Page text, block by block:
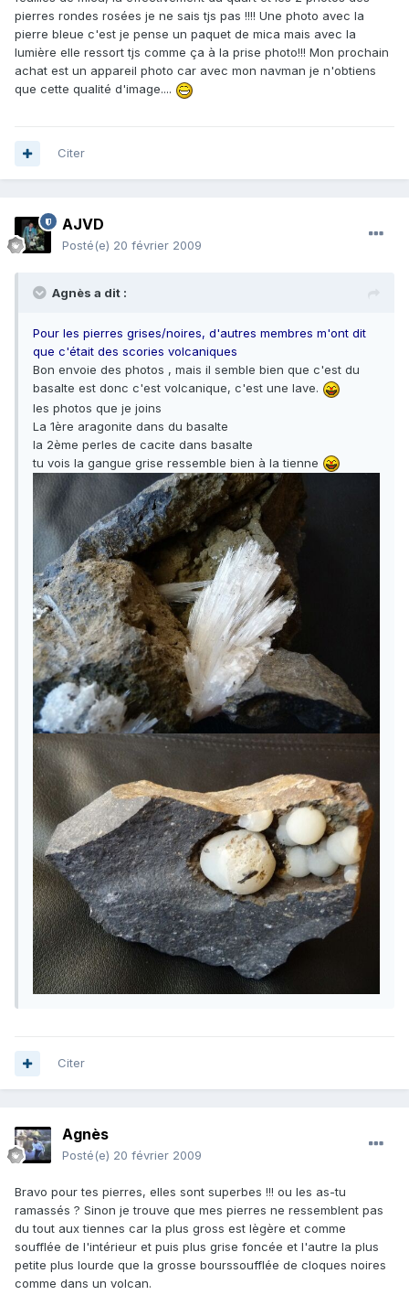
pierres rondes rosées je ne sais tjs pas !!!! Une photo avec la
pierre bleue c'est je pense un paquet de mica mais avec la
lumière elle ressort tjs comme ça à la prise photo!!! Mon prochain
achat est un appareil photo car avec mon navman je n'obtiens
que cette qualité d'image....
Citer
AJVD
Posté(e) 20 février 2009
Agnès a dit :
Pour les pierres grises/noires, d'autres membres m'ont dit
que c'était des scories volcaniques
Bon envoie des photos , mais il semble bien que c'est du
basalte est donc c'est volcanique, c'est une lave.
les photos que je joins
La 1ère aragonite dans du basalte
la 2ème perles de cacite dans basalte
tu vois la gangue grise ressemble bien à la tienne
Citer
Agnès
Posté(e) 20 février 2009
Bravo pour tes pierres, elles sont superbes !!! ou les as-tu
ramassés ? Sinon je trouve que mes pierres ne ressemblent pas
du tout aux tiennes car la plus gross est lègère et comme
soufflée de l'intérieur et puis plus grise foncée et l'autre la plus
petite plus lourde que la grosse bourssoufflée de cloques noires
comme dans un volcan.